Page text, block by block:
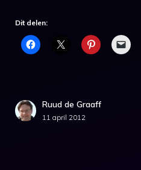
Dit delen:
Ruud de Graaff
11 april 2012